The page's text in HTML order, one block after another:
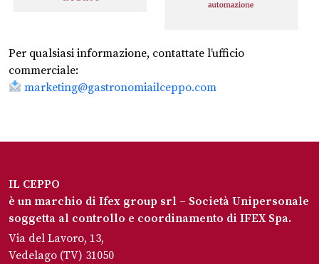
Per qualsiasi informazione, contattate l’ufficio
commerciale:
marketing@gastronomiailceppo.com
IL CEPPO
è un marchio di Ifex group srl – Società Unipersonale
soggetta al controllo e coordinamento di IFEX Spa.
Via del Lavoro, 13,
Vedelago (TV) 31050